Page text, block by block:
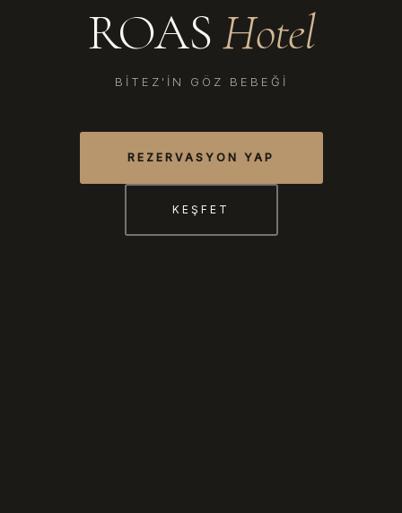
ROASHotel
BITEZ'IN GÖZ BEBEĞI
REZERVASYON YAP
KEŞFET